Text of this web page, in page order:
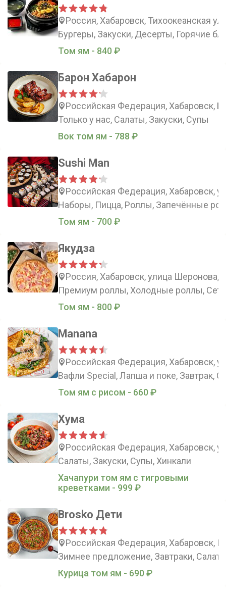
Россия, Хабаровск, Тихоокеанская
Бургеры, Закуски, Десерты, Горячие
Том ям - 840 ₽
Барон Хабарон
Российская Федерация, Хабаровск,
Только у нас, Салаты, Закуски, Супы
Вок том ям - 788 ₽
Sushi Man
Российская Федерация, Хабаровск,
Наборы, Пицца, Роллы, Запечённые
Том ям - 700 ₽
Якудза
Россия, Хабаровск, улица Шеронова,
Премиум роллы, Холодные роллы,
Том ям - 800 ₽
Manana
Российская Федерация, Хабаровск,
Вафли Special, Лапша и поке, Завтрак,
Том ям с рисом - 660 ₽
Хума
Российская Федерация, Хабаровск,
Салаты, Закуски, Супы, Хинкали
Хачапури том ям с тигровыми
креветками - 999 ₽
Brosko Дети
Российская Федерация, Хабаровск,
Зимнее предложение, Завтраки,
Курица том ям - 690 ₽